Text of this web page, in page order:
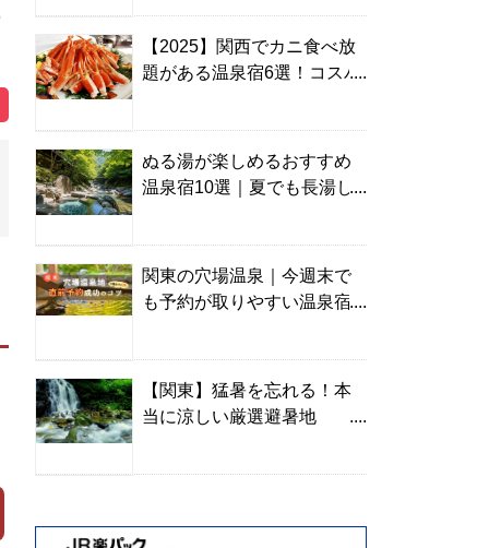
【2025】関西でカニ食べ放
題がある温泉宿6選！コスパ
ぬる湯が楽しめるおすすめ
温泉宿10選｜夏でも長湯し
関東の穴場温泉｜今週末で
も予約が取りやすい温泉宿
【関東】猛暑を忘れる！本
当に涼しい厳選避暑地